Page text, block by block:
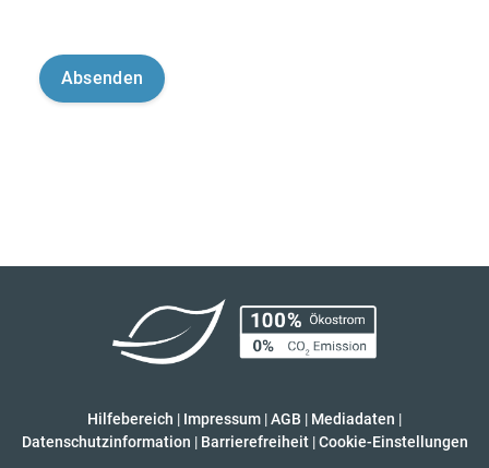
Hilfebereich | Impressum |AGB | Mediadaten |
Datenschutzinformation | Barrierefreiheit | Cookie-Einstellungen